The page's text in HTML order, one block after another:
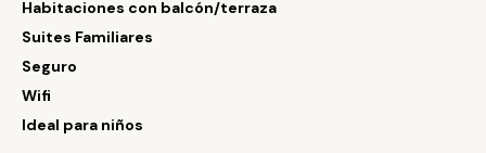
Habitaciones con balcón/terraza
Suites Familiares
Seguro
Wifi
Ideal para niños